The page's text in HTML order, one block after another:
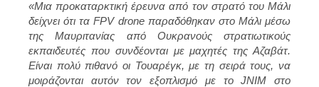
«Μια προκαταρκτική έρευνα από τον στρατό του Μάλι
δείχνει ότι τα FPV drone παραδόθηκαν στο Μάλι μέσω
της Μαυριτανίας από Ουκρανούς στρατιωτικούς
εκπαιδευτές που συνδέονται με μαχητές της Αζαβάτ.
Είναι πολύ πιθανό οι Τουαρέγκ, με τη σειρά τους, να
μοιράζονται αυτόν τον εξοπλισμό με το JNIM στο